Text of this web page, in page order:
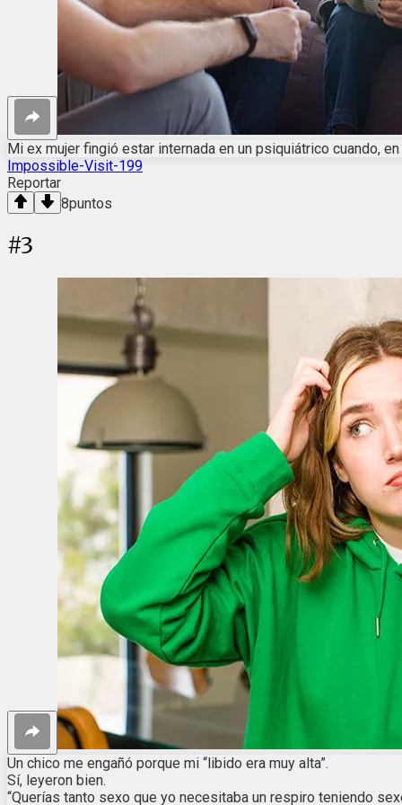
Mi ex mujer fingió estar internada en un psiquiátrico cuando,
Impossible-Visit-199
Reportar
8puntos
#3
Un chico me engañó porque mi “libido era muy alta”.
Sí, leyeron bien.
“Querías tanto sexo que yo necesitaba un respiro teniendo